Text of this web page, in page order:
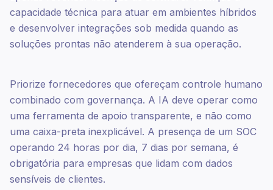
capacidade técnica para atuar em ambientes híbridos
e desenvolver integrações sob medida quando as
soluções prontas não atenderem à sua operação.
Priorize fornecedores que ofereçam controle humano
combinado com governança. A IA deve operar como
uma ferramenta de apoio transparente, e não como
uma caixa-preta inexplicável. A presença de um SOC
operando 24 horas por dia, 7 dias por semana, é
obrigatória para empresas que lidam com dados
sensíveis de clientes.